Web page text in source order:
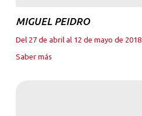
MIGUEL PEIDRO
Del 27 de abril al 12 de mayo de 2018
Saber más